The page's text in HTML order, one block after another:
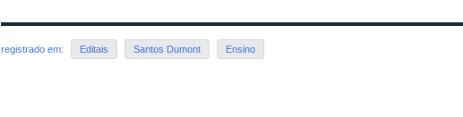
registrado em: Editais Santos Dumont Ensino